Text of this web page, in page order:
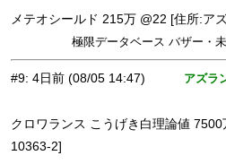
メテオシールド 215万 @22 [住所:ア
極限データベース バザー・
#9: 4日前 (08/05 14:47) アズラ
クロワランス こうげき白理論値
10363-2]